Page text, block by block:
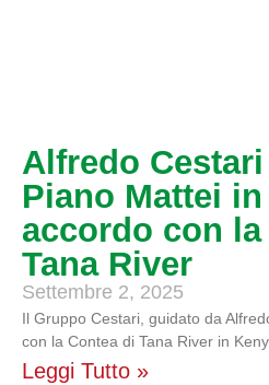
Alfredo Cestari
Piano Mattei
accordo con la
Tana River
Settembre 2, 2025
Il Gruppo Cestari, guidato da
con la Contea di Tana River in
Leggi Tutto »